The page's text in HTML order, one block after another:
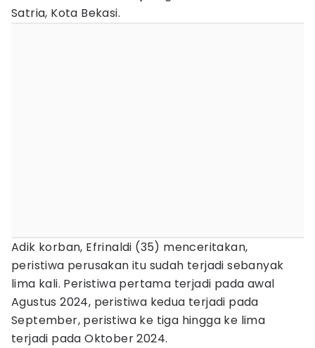
Satria, Kota Bekasi.
Adik korban, Efrinaldi (35) menceritakan,
peristiwa perusakan itu sudah terjadi sebanyak
lima kali. Peristiwa pertama terjadi pada awal
Agustus 2024, peristiwa kedua terjadi pada
September, peristiwa ke tiga hingga ke lima
terjadi pada Oktober 2024.